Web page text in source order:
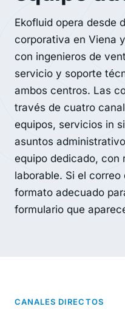
Equipos de vacío para
A medida
Repuestos y soporte
Ekofluid opera desde
corporativa en Viena
con ingenieros de
servicio y soporte
ambos centros. Las
través de cuatro
equipos, servicios in
asuntos
equipo dedicado, con
laborable. Si el
formato adecuado
formulario que
CANALES DIRECTOS